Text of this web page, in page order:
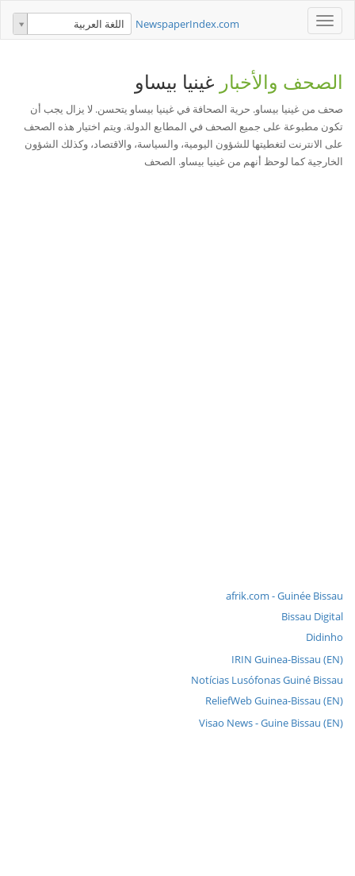
Toggle
navigation
NewspaperIndex.com اللغة العربية
الصحف والأخبار غينيا بيساو
صحف من غينيا بيساو. حرية الصحافة في غينيا بيساو يتحسن. لا يزال يجب أن
تكون مطبوعة على جميع الصحف في المطابع الدولة. ويتم اختيار هذه الصحف
على الانترنت لتغطيتها للشؤون اليومية، والسياسة، والاقتصاد، وكذلك الشؤون
الخارجية كما لوحظ أنهم من غينيا بيساو. الصحف
afrik.com - Guinée Bissau
Bissau Digital
Didinho
IRIN Guinea-Bissau (EN)
Notícias Lusófonas Guiné Bissau
ReliefWeb Guinea-Bissau (EN)
Visao News - Guine Bissau (EN)